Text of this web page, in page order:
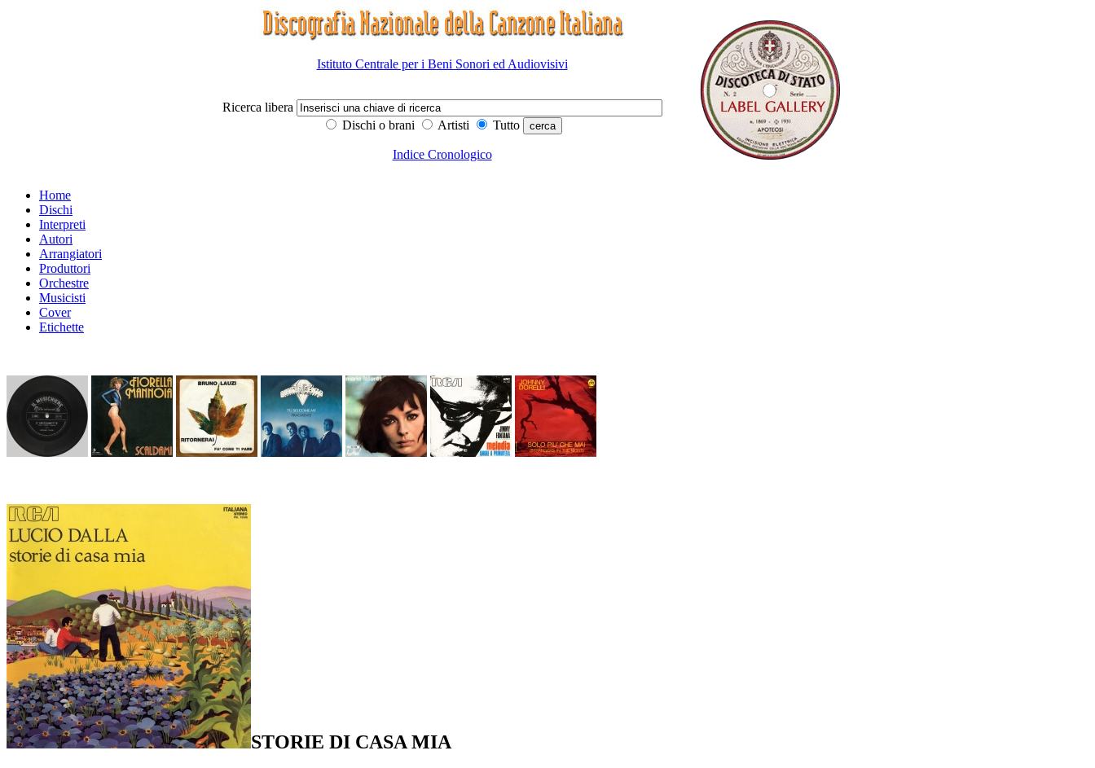
Istituto Centrale per i Beni Sonori ed Audiovisivi
Ricerca libera
Dischi o brani
Artisti Tutto
Indice Cronologico
Home
Dischi
Interpreti
Autori
Arrangiatori
Produttori
Orchestre
Musicisti
Cover
Etichette
STORIE DI CASA MIA